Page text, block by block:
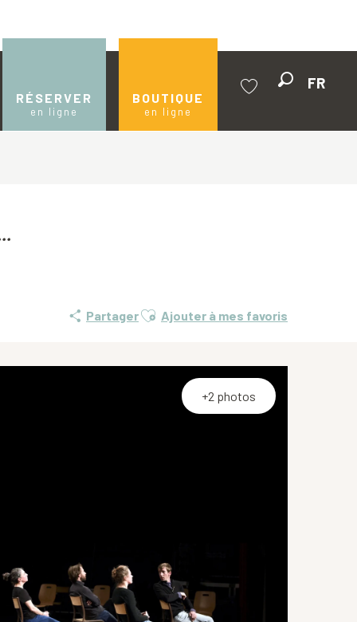
RÉSERVER
en ligne
BOUTIQUE
en ligne
FR
PartagerAjouter aux favoris
Ajouter à mes favoris
+2 photos